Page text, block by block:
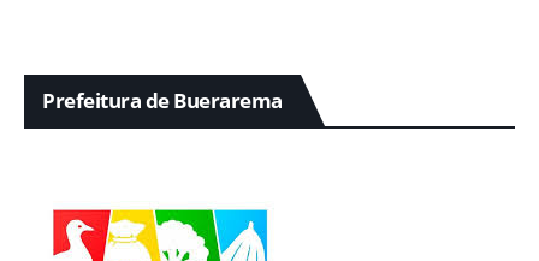
Prefeitura de Buerarema